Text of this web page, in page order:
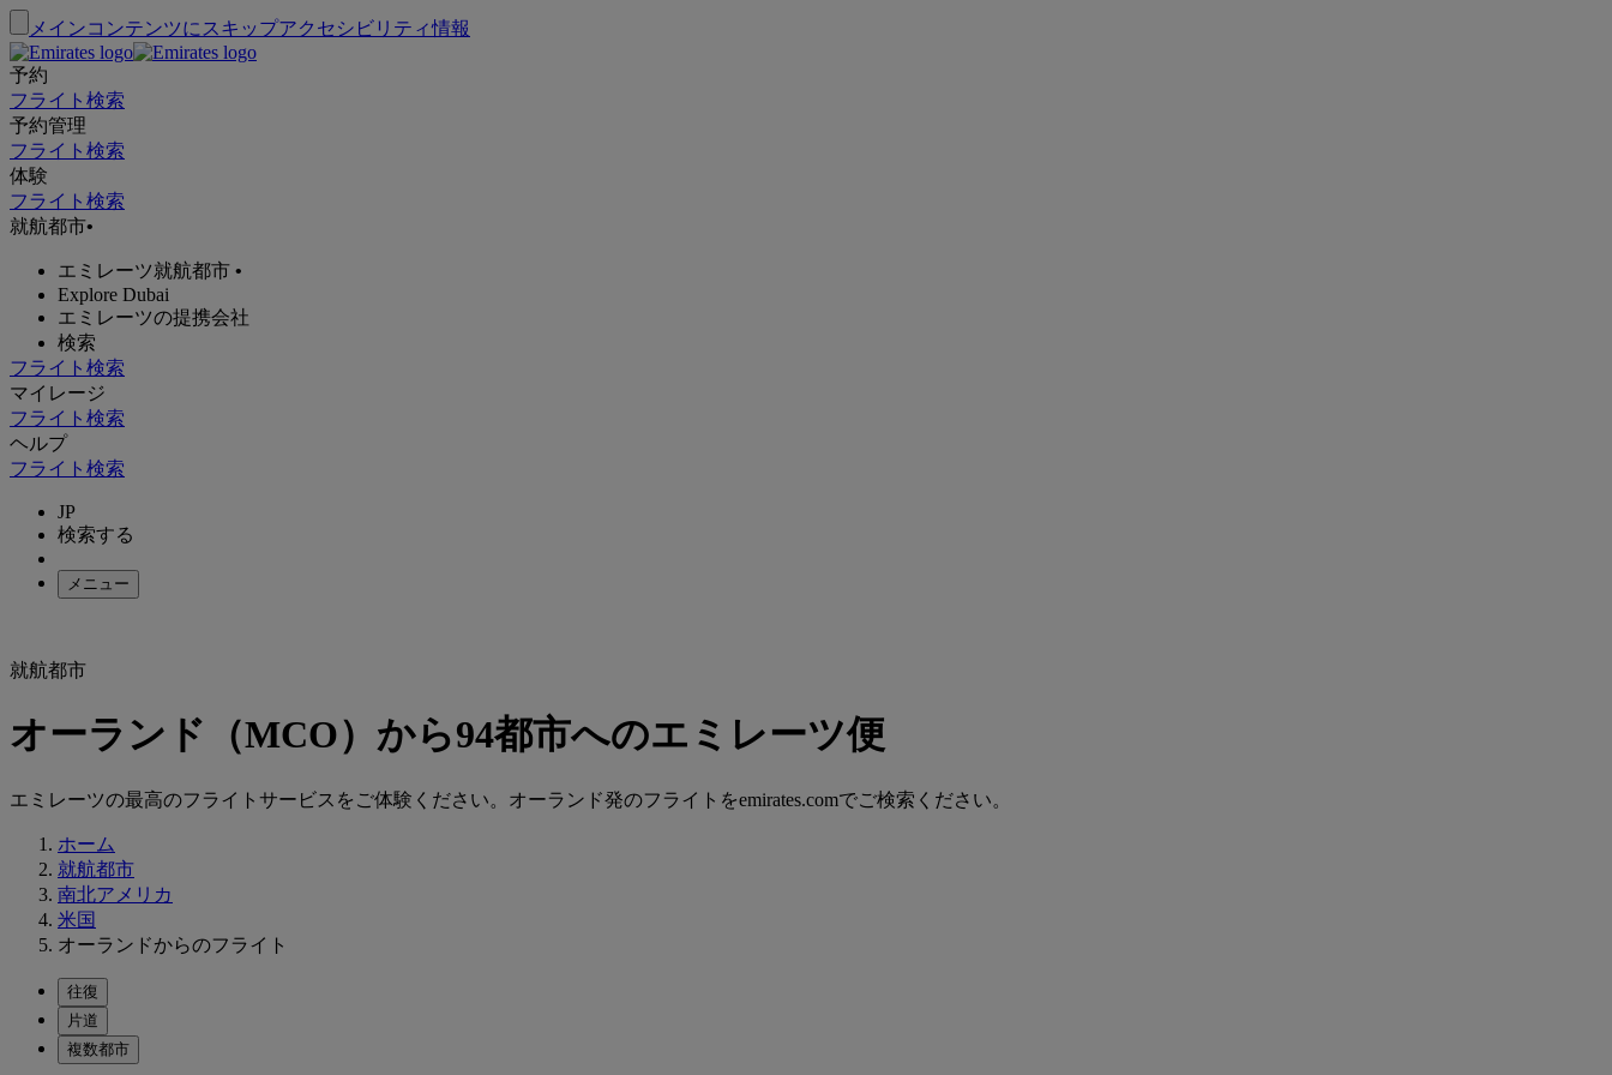
メインコンテンツにスキップアクセシビリティ情報
予約
フライト検索
予約管理
フライト検索
体験
フライト検索
就航都市•
エミレーツ就航都市 •
Explore Dubai
エミレーツの提携会社
検索
フライト検索
マイレージ
フライト検索
ヘルプ
フライト検索
JP
検索する
メニュー
就航都市
オーランド（MCO）から94都市へのエミレーツ便
エミレーツの最高のフライトサービスをご体験ください。オーランド発のフライトをemirates.comでご検索ください。
ホーム
就航都市
南北アメリカ
米国
オーランドからのフライト
往復
片道
複数都市